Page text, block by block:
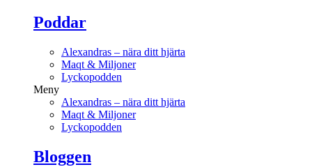
Poddar
Alexandras – nära ditt hjärta
Maqt & Miljoner
Lyckopodden
Meny
Alexandras – nära ditt hjärta
Maqt & Miljoner
Lyckopodden
Bloggen